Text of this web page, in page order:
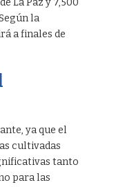
La Paz y 7,500
la
a finales de
ya que el
cultivadas
tanto
para las